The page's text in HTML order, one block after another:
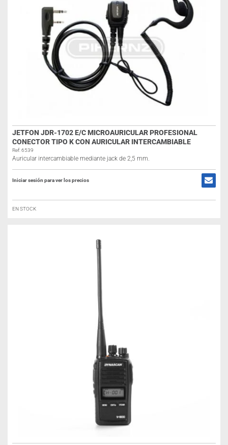
JETFON JDR-1702 E/C MICROAURICULAR PROFESIONAL
CONECTOR TIPO K CON AURICULAR INTERCAMBIABLE
Ref: 6539
Auricular intercambiable mediante jack de 2,5 mm.
Iniciar sesión para ver los precios
EN STOCK